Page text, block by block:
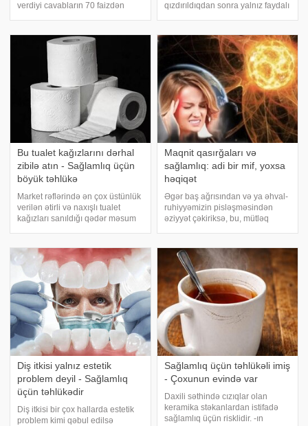
verdiyi cavabların 70 faizdən
istinad edir. xəbər verir ki, "BMJ
Open" jurnalında yayımlanan yen
qızdırıldıqdan sonra yalnız faydalı
Müasir həyatda insanların çoxu
hər gün bir neçə dəfə təzə yemə
Bu tualet kağızlarını dərhal
zibilə atın - Sağlamlıq üçün
böyük təhlükə
Market rəflərində ən çox üstünlük
verilən ətirli və naxışlı tualet
kağızları sanıldığı qədər məsum
problemlərinə və bərpa olunmaz
fəsadlara yol aça bilər
Maqnit qasırğaları və
sağlamlıq: adi bir mif, yoxsa
həqiqət
Əgər baş ağrısından və ya əhval-
ruhiyyəmizin pisləşməsindən
əziyyət çəkiriksə, bu, mütləq
düşünməyə öyrəşmişik. Bəs bu
nə dərəcədə elmi cəhətdən
əsaslandırılıb, ümumiyyətlə
Diş itkisi yalnız estetik
problem deyil - Sağlamlıq
üçün təhlükədir
Diş itkisi bir çox hallarda estetik
problem kimi qəbul edilsə
Sağlamlıq üçün təhlükəli imiş
- Çoxunun evində var
Daxili səthində cızıqlar olan
keramika stəkanlardan istifadə
sağlamlıq üçün risklidir. -ın